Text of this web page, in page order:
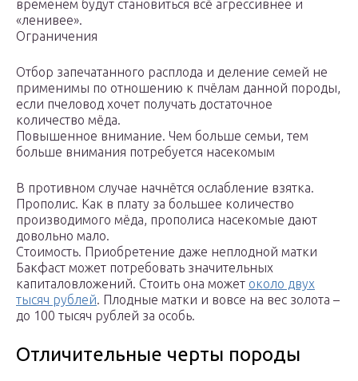
временем будут становиться всё агрессивнее и
«ленивее».
Ограничения
Отбор запечатанного расплода и деление семей не
применимы по отношению к пчёлам данной породы,
если пчеловод хочет получать достаточное
количество мёда.
Повышенное внимание. Чем больше семьи, тем
больше внимания потребуется насекомым
В противном случае начнётся ослабление взятка.
Прополис. Как в плату за большее количество
производимого мёда, прополиса насекомые дают
довольно мало.
Стоимость. Приобретение даже неплодной матки
Бакфаст может потребовать значительных
капиталовложений. Стоить она может около двух
тысяч рублей. Плодные матки и вовсе на вес золота –
до 100 тысяч рублей за особь.
Отличительные черты породы